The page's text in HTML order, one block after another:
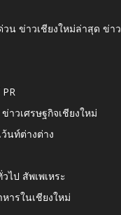
น ข่าวเชียงใหม่ล่าสุด ข่าว
าวเศรษฐกิจเชียงใหม่
นท์ต่างต่าง
ไป สัพเพเหระ
ารในเชียงใหม่